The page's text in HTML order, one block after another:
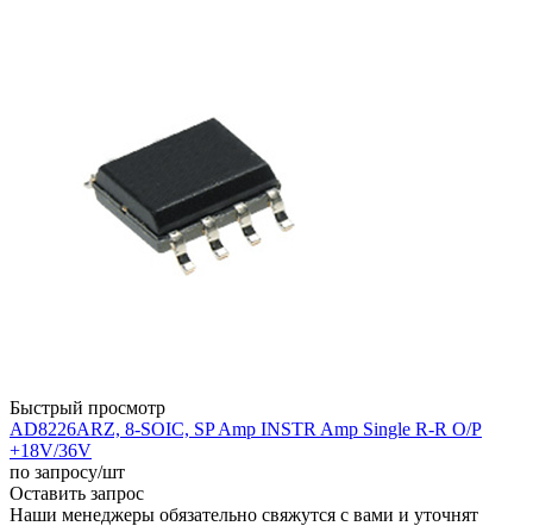
Быстрый просмотр
AD8226ARZ, 8-SOIC, SP Amp INSTR Amp Single R-R O/P
+18V/36V
по запросу/шт
Оставить запрос
Наши менеджеры обязательно свяжутся с вами и уточнят